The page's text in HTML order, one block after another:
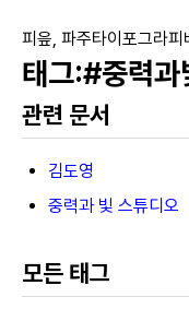
피읖, 파주타이포그라피
#중력과
관련 문서
김도영
중력과 빛 스튜디오
모든 태그